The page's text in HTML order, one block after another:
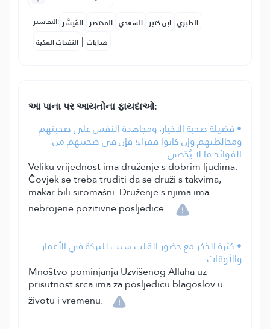
التفاسير: المُيسَّر المختصر السعدي ابن كثير الطبري
النفحات المكية | هدايات
આ પાના પર આયતોના ફાયદાઓ:
• فضيلة صحبة الأخيار، ومجاهدة النفس على صحبتهم
ومخالطتهم وإن كانوا فقراء؛ فإن في صحبتهم من
الفوائد ما لا يُحْصَى.
Veliku vrijednost ima druženje s dobrim ljudima.
Čovjek se treba truditi da se druži s takvima,
makar bili siromašni. Druženje s njima ima
nebrojene pozitivne posljedice.
• كثرة الذكر مع حضور القلب سبب للبركة في الأعمار
والأوقات.
Mnoštvo pominjanja Uzvišenog Allaha uz
prisutnost srca ima za posljedicu blagoslov u
životu i vremenu.